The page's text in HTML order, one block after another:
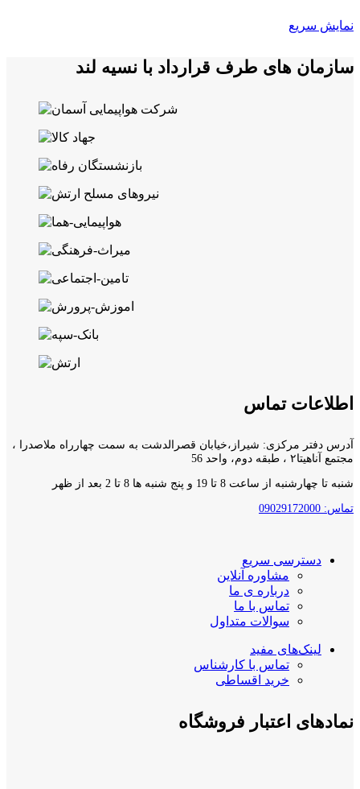
نمایش سریع
سازمان های طرف قرارداد با نسیه لند
اطلاعات تماس
آدرس دفتر مرکزی: شیراز،خیابان قصرالدشت به سمت چهارراه ملاصدرا ،
مجتمع آناهیتا۲ ، طبقه دوم، واحد 56
شنبه تا چهارشنبه از ساعت 8 تا 19 و پنج شنبه ها 8 تا 2 بعد از ظهر
تماس: 09029172000
دسترسی سریع
مشاوره آنلاین
درباره ی ما
تماس با ما
سوالات متداول
لینک‌های مفید
تماس با کارشناس
خرید اقساطی
نمادهای اعتبار فروشگاه